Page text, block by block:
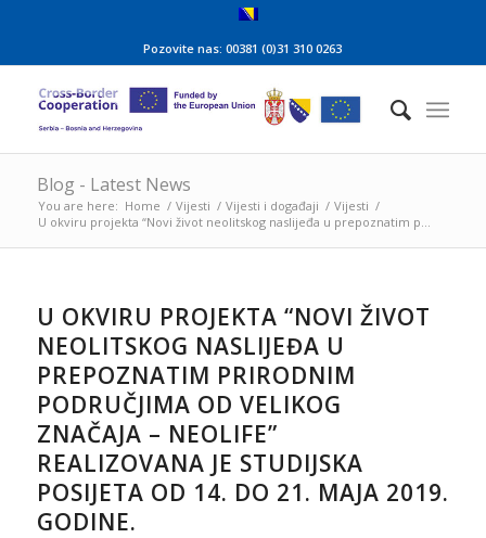
Pozovite nas: 00381 (0)31 310 0263
Blog - Latest News
You are here: Home / Vijesti / Vijesti i događaji / Vijesti /
U okviru projekta “Novi život neolitskog naslijeđa u prepoznatim p...
U OKVIRU PROJEKTA “NOVI ŽIVOT
NEOLITSKOG NASLIJEĐA U
PREPOZNATIM PRIRODNIM
PODRUČJIMA OD VELIKOG
ZNAČAJA – NEOLIFE”
REALIZOVANA JE STUDIJSKA
POSIJETA OD 14. DO 21. MAJA 2019.
GODINE.